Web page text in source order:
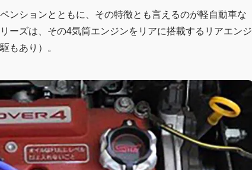
ンションとともに、その特徴とも言えるのが軽自動車な
ーズは、その4気筒エンジンをリアに搭載するリアエンジ
もあり）。